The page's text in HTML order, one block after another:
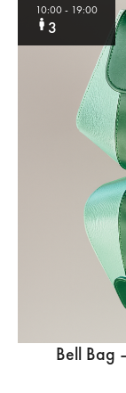
10:00- 19:00
3
Bell Bag